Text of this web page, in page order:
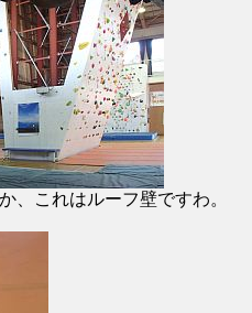
、これはルーフ壁ですわ。